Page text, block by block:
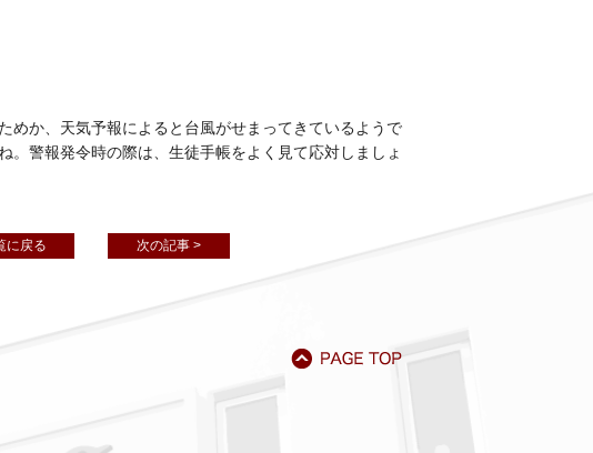
か、天気予報によると台風がせまってきているようで
警報発令時の際は、生徒手帳をよく見て応対しましょ
に戻る 次の記事 >